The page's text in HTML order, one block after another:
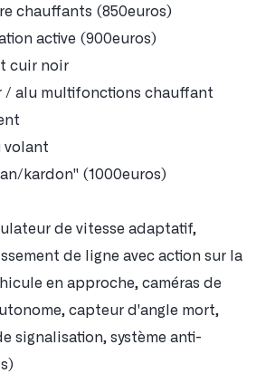
chauffants (850euros)
active (900euros)
cuir noir
/ alu multifonctions chauffant
volant
kardon" (1000euros)
de vitesse adaptatif,
de ligne avec action sur la
en approche, caméras de
capteur d'angle mort,
signalisation, système anti-